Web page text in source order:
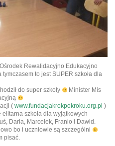
Rewalidacyjno Edukacyjno
to jest SUPER szkoła dla
do super szkoły
Minister Mis
( www.fundacjakrokpokroku.org.pl )
szkoła dla wyjątkowych
Daria, Marcelek, Franio i Dawid.
bo i uczniowie są szczególni
pisać.